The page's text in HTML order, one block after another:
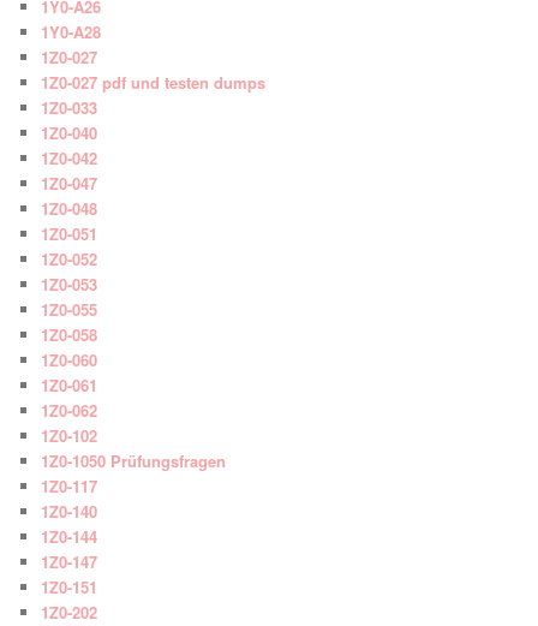
1Y0-A26
1Y0-A28
1Z0-027
1Z0-027 pdf und testen dumps
1Z0-033
1Z0-040
1Z0-042
1Z0-047
1Z0-048
1Z0-051
1Z0-052
1Z0-053
1Z0-055
1Z0-058
1Z0-060
1Z0-061
1Z0-062
1Z0-102
1Z0-1050 Prüfungsfragen
1Z0-117
1Z0-140
1Z0-144
1Z0-147
1Z0-151
1Z0-202